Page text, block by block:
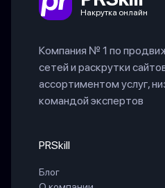
Накрутка онлайн
Компания № 1 по
сетей и раскрутки
ассортиментом услуг,
командой экспертов
PRSkill
Блог